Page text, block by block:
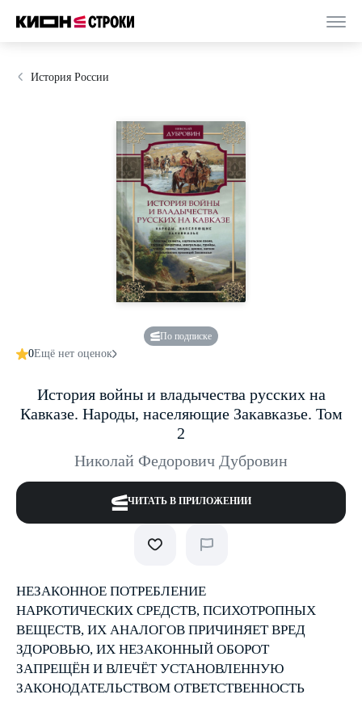
История России
По подписке
0Ещё нет оценок
История войны и владычества русских на
Кавказе. Народы, населяющие Закавказье. Том
2
Николай Федорович Дубровин
ЧИТАТЬ В ПРИЛОЖЕНИИ
НЕЗАКОННОЕ ПОТРЕБЛЕНИЕ
НАРКОТИЧЕСКИХ СРЕДСТВ, ПСИХОТРОПНЫХ
ВЕЩЕСТВ, ИХ АНАЛОГОВ ПРИЧИНЯЕТ ВРЕД
ЗДОРОВЬЮ, ИХ НЕЗАКОННЫЙ ОБОРОТ
ЗАПРЕЩЁН И ВЛЕЧЁТ УСТАНОВЛЕННУЮ
ЗАКОНОДАТЕЛЬСТВОМ ОТВЕТСТВЕННОСТЬ